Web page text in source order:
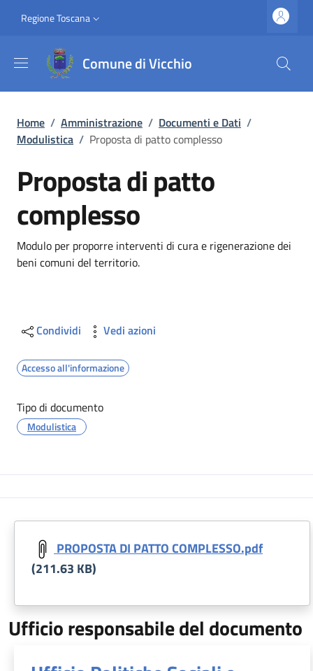
Slim top
Regione Toscana
Comune di Vicchio
Briciole di pane
Home / Amministrazione / Documenti e Dati /
Modulistica / Proposta di patto complesso
Proposta di patto
complesso
Dettagli
Modulo per proporre interventi di cura e rigenerazione dei
beni comuni del territorio.
Condividi Vedi azioni
Accesso all'informazione
Tipo di documento
Modulistica
PROPOSTA DI PATTO COMPLESSO.pdf
(211.63 KB)
Ufficio responsabile del documento